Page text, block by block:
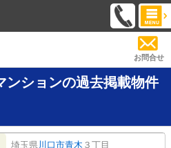
お問合せ
ンションの過去掲載物件
埼玉県 川口市青木 ３丁目